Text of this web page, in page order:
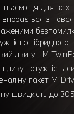
місця для
впорається з
двигун M
потужність
пакет M
швидкість до